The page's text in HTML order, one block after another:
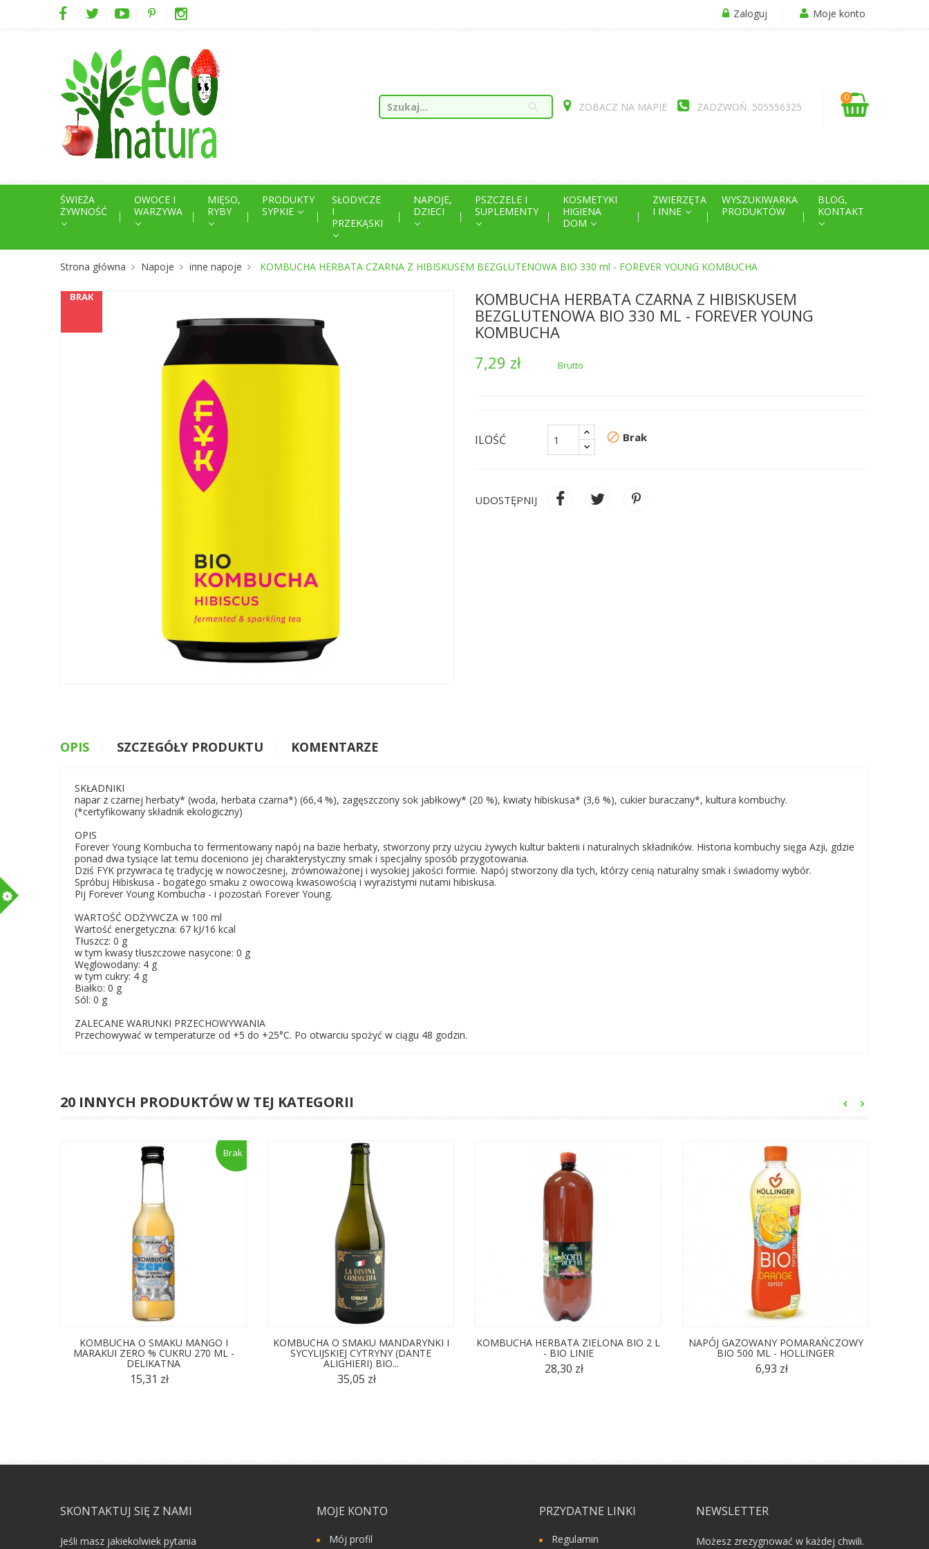
Zaloguj Moje konto
search ZOBACZ NA MAPIE ZADZWOŃ: 505556325
0
ŚWIEŻA
ŻYWNOŚĆ
OWOCE I
WARZYWA
MIĘSO,
RYBY
PRODUKTY
SYPKIE
SŁODYCZE
I
PRZEKĄSKI
NAPOJE,
DZIECI
PSZCZELE I
SUPLEMENTY
KOSMETYKI
HIGIENA
DOM
ZWIERZĘTA
I INNE
WYSZUKIWARKA
PRODUKTÓW
BLOG,
KONTAKT
Strona główna Napoje inne napoje KOMBUCHA HERBATA CZARNA Z HIBISKUSEM BEZGLUTENOWA BIO 330 ml - FOREVER YOUNG KOMBUCHA
BRAK
KOMBUCHA HERBATA CZARNA Z HIBISKUSEM
BEZGLUTENOWA BIO 330 ML - FOREVER YOUNG
KOMBUCHA
7,29 zł
Brutto
ILOŚĆ block Brak
UDOSTĘPNIJ
OPIS SZCZEGÓŁY PRODUKTU KOMENTARZE
SKŁADNIKI
napar z czarnej herbaty* (woda, herbata czarna*) (66,4 %), zagęszczony sok jabłkowy* (20 %), kwiaty hibiskusa* (3,6 %), cukier buraczany*, kultura kombuchy.
(*certyfikowany składnik ekologiczny)
OPIS
Forever Young Kombucha to fermentowany napój na bazie herbaty, stworzony przy użyciu żywych kultur bakterii i naturalnych składników. Historia kombuchy sięga Azji, gdzie
ponad dwa tysiące lat temu doceniono jej charakterystyczny smak i specjalny sposób przygotowania.
Dziś FYK przywraca tę tradycję w nowoczesnej, zrównoważonej i wysokiej jakości formie. Napój stworzony dla tych, którzy cenią naturalny smak i świadomy wybór.
Spróbuj Hibiskusa - bogatego smaku z owocową kwasowością i wyrazistymi nutami hibiskusa.
Pij Forever Young Kombucha - i pozostań Forever Young.
WARTOŚĆ ODŻYWCZA w 100 ml
Wartość energetyczna: 67 kJ/16 kcal
Tłuszcz: 0 g
w tym kwasy tłuszczowe nasycone: 0 g
Węglowodany: 4 g
w tym cukry: 4 g
Białko: 0 g
Sól: 0 g
ZALECANE WARUNKI PRZECHOWYWANIA
Przechowywać w temperaturze od +5 do +25°C. Po otwarciu spożyć w ciągu 48 godzin.
20 INNYCH PRODUKTÓW W TEJ KATEGORII
Brak
KOMBUCHA O SMAKU MANGO I
MARAKUI ZERO % CUKRU 270 ML -
DELIKATNA
15,31 zł
KOMBUCHA O SMAKU MANDARYNKI I
SYCYLIJSKIEJ CYTRYNY (DANTE
ALIGHIERI) BIO...
35,05 zł
KOMBUCHA HERBATA ZIELONA BIO 2 L
- BIO LINIE
28,30 zł
NAPÓJ GAZOWANY POMARAŃCZOWY
BIO 500 ML - HOLLINGER
6,93 zł
SKONTAKTUJ SIĘ Z NAMI
Jeśli masz jakiekolwiek pytania
MOJE KONTO
Mój profil
PRZYDATNE LINKI
Regulamin
NEWSLETTER
Możesz zrezygnować w każdej chwili.